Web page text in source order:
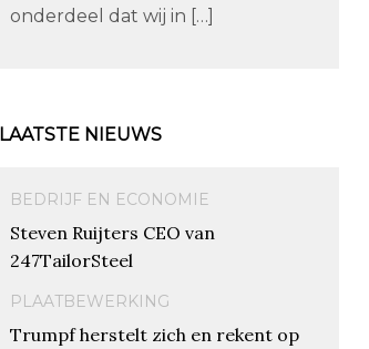
onderdeel dat wij in […]
LAATSTE NIEUWS
BEDRIJF EN ECONOMIE
Steven Ruijters CEO van
247TailorSteel
PLAATBEWERKING
Trumpf herstelt zich en rekent op